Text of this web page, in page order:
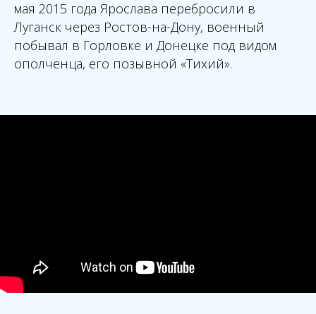
мая 2015 года Ярослава перебросили в
Луганск через Ростов-на-Дону, военный
побывал в Горловке и Донецке под видом
ополченца, его позывной «Тихий».